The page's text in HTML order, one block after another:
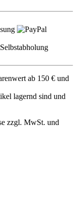
ab 150 € und
lagernd sind und
zzgl. MwSt. und